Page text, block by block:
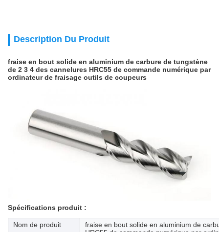
Description Du Produit
fraise en bout solide en aluminium de carbure de tungstène
de 2 3 4 des cannelures HRC55 de commande numérique par
ordinateur de fraisage outils de coupeurs
Spécifications produit :
Nom de produit
fraise en bout solide en aluminium de